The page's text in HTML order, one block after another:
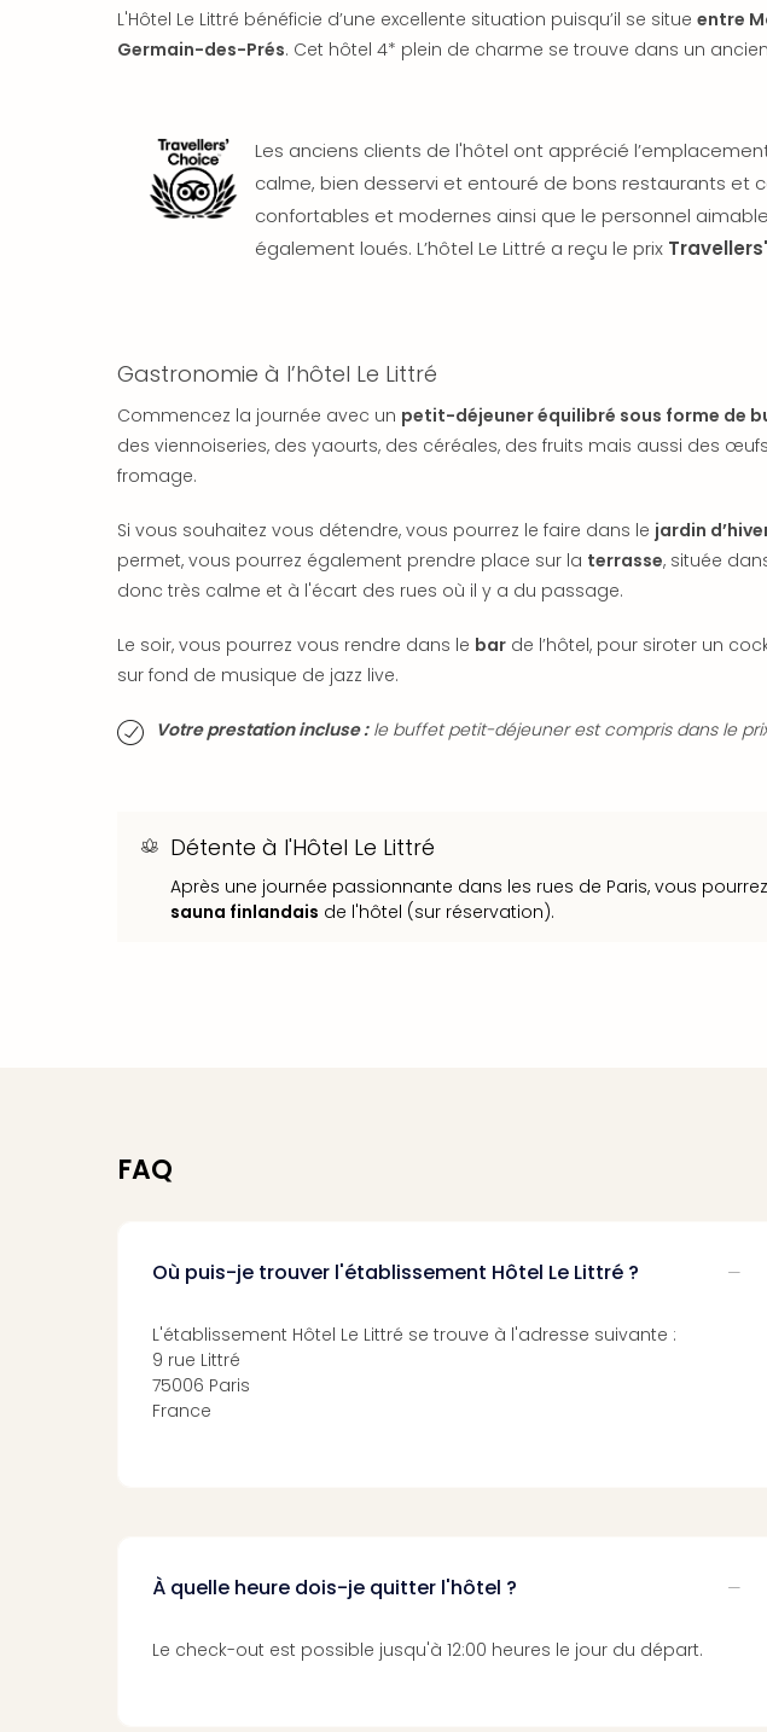
L'Hôtel Le Littré bénéficie d’une excellente situation puisqu’il se situe entre
Germain-des-Prés. Cet hôtel 4* plein de charme se trouve dans un
Les anciens clients de l'hôtel ont apprécié
calme, bien desservi et entouré de bons restaurants et
confortables et modernes ainsi que le personnel
également loués. L’hôtel Le Littré a reçu le prix
Gastronomie à l’hôtel Le Littré
Commencez la journée avec un petit-déjeuner équilibré sous forme de
des viennoiseries, des yaourts, des céréales, des fruits mais aussi des
fromage.
Si vous souhaitez vous détendre, vous pourrez le faire dans le jardin
permet, vous pourrez également prendre place sur la terrasse, située
donc très calme et à l'écart des rues où il y a du passage.
Le soir, vous pourrez vous rendre dans le bar de l’hôtel, pour siroter un
sur fond de musique de jazz live.
Votre prestation incluse :le buffet petit-déjeuner est compris dans le
Détente à l'Hôtel Le Littré
Après une journée passionnante dans les rues de Paris, vous
sauna finlandais de l'hôtel (sur réservation).
FAQ
Où puis-je trouver l'établissement Hôtel Le Littré ?
L'établissement Hôtel Le Littré se trouve à l'adresse suivante :
9 rue Littré
75006 Paris
France
À quelle heure dois-je quitter l'hôtel ?
Le check-out est possible jusqu'à 12:00 heures le jour du départ.